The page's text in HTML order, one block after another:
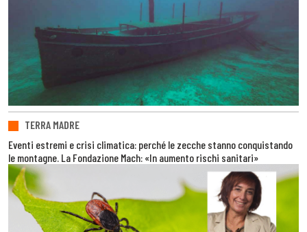
TERRA MADRE
Eventi estremi e crisi climatica: perché le zecche stanno conquistando
le montagne. La Fondazione Mach: «In aumento rischi sanitari»